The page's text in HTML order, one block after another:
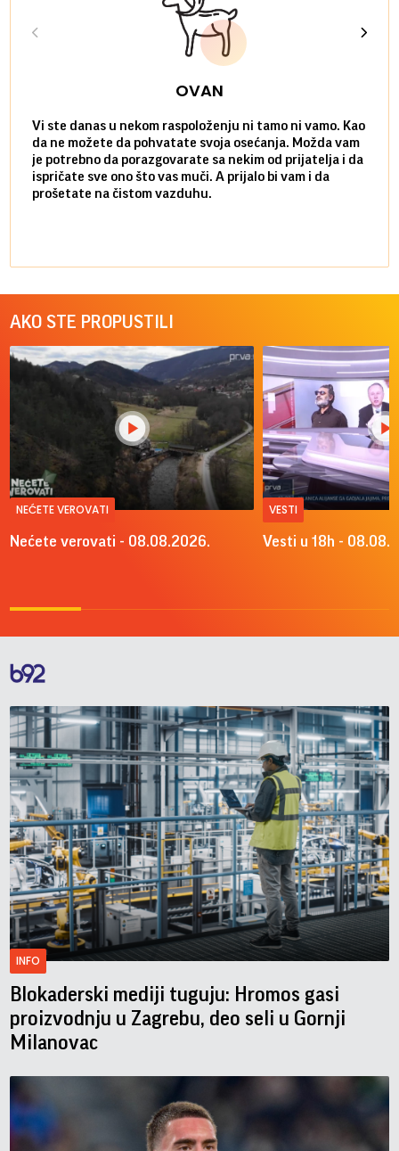
OVAN
Vi ste danas u nekom raspoloženju ni tamo ni vamo. Kao
da ne možete da pohvatate svoja osećanja. Možda vam
je potrebno da porazgovarate sa nekim od prijatelja i da
ispričate sve ono što vas muči. A prijalo bi vam i da
prošetate na čistom vazduhu.
AKO STE PROPUSTILI
NEĆETE VEROVATI
Nećete verovati - 08.08.2026.
VESTI
Vesti u 18h -
INFO
Blokaderski mediji tuguju: Hromos gasi
proizvodnju u Zagrebu, deo seli u Gornji
Milanovac